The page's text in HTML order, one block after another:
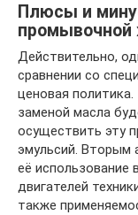
Плюсы и
промывочной
Действительно,
сравнении со
ценовая
заменой масла
осуществить эту
эмульсий. Вторым
её использование
двигателей
также